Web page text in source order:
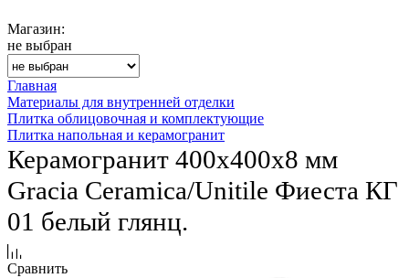
Магазин:
не выбран
Главная
Материалы для внутренней отделки
Плитка облицовочная и комплектующие
Плитка напольная и керамогранит
Керамогранит 400х400х8 мм
Gracia Ceramica/Unitile Фиеста КГ
01 белый глянц.
Сравнить